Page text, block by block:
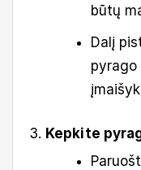
būtų
Dalį
pyrago
Kepkite